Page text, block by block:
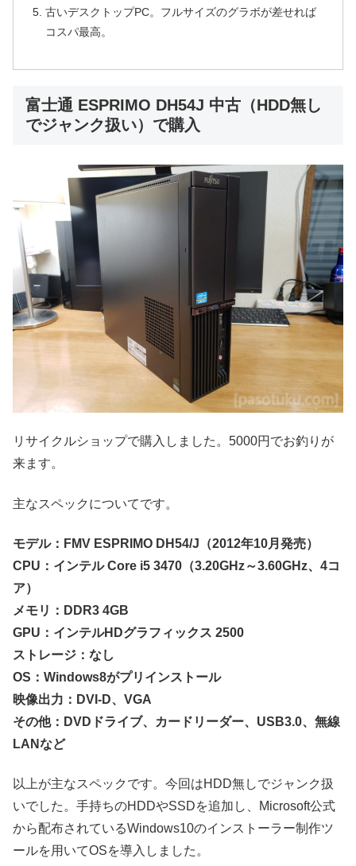
古いデスクトップPC。フルサイズのグラボが差せれば
コスパ最高。
富士通 ESPRIMO DH54J 中古（HDD無し
でジャンク扱い）で購入
リサイクルショップで購入しました。5000円でお釣りが
来ます。
主なスペックについてです。
モデル：FMV ESPRIMO DH54/J（2012年10月発売）
CPU：インテル Core i5 3470（3.20GHz～3.60GHz、4コ
ア）
メモリ：DDR3 4GB
GPU：インテルHDグラフィックス 2500
ストレージ：なし
OS：Windows8がプリインストール
映像出力：DVI-D、VGA
その他：DVDドライブ、カードリーダー、USB3.0、無線
LANなど
以上が主なスペックです。今回はHDD無しでジャンク扱
いでした。手持ちのHDDやSSDを追加し、Microsoft公式
から配布されているWindows10のインストーラー制作ツ
ールを用いてOSを導入しました。